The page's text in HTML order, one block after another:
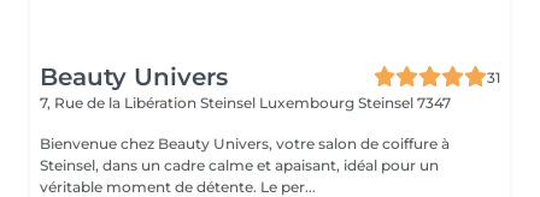
Beauty Univers
31
7, Rue de la Libération Steinsel Luxembourg Steinsel 7347
Bienvenue chez Beauty Univers, votre salon de coiffure à
Steinsel, dans un cadre calme et apaisant, idéal pour un
véritable moment de détente. Le per...